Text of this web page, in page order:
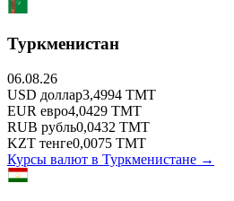
Туркменистан
06.08.26
USD доллар3,4994 TMT
EUR евро4,0429 TMT
RUB рубль0,0432 TMT
KZT тенге0,0075 TMT
Курсы валют в Туркменистане →